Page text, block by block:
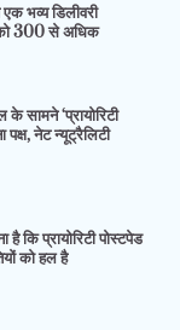
भव्य डिलीवरी
को 300 से अधिक
सामने ‘प्रायोरिटी
नेट न्यूट्रैलिटी
कि प्रायोरिटी पोस्टपेड
को हल है